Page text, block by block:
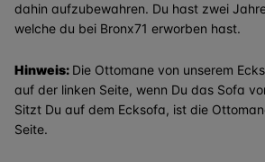
dahin aufzubewahren. Du hast zwei
welche du bei Bronx71 erworben hast.
Hinweis: Die Ottomane von unserem
auf der linken Seite, wenn Du das Sofa
Sitzt Du auf dem Ecksofa, ist die
Seite.